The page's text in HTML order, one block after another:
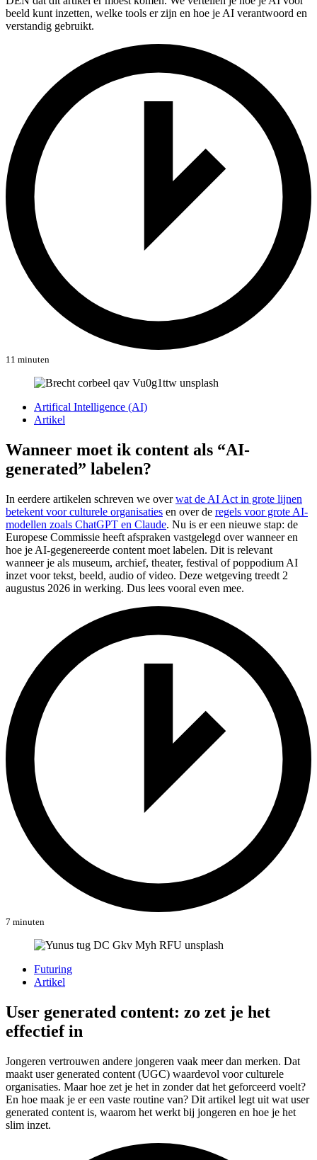
beeld kunt inzetten, welke tools er zijn en hoe je AI verantwoord en
verstandig gebruikt.
11 minuten
Artifical Intelligence (AI)
Artikel
Wanneer moet ik content als “AI-
generated” labelen?
In eerdere artikelen schreven we overwat de AI Act in grote lijnen
betekent voor culturele organisaties en over de regels voor grote AI-
modellen zoals ChatGPT en Claude. Nu is er een nieuwe stap: de
Europese Commissie heeft afspraken vastgelegd over wanneer en
hoe je AI-gegenereerde content moet labelen. Dit is relevant
wanneer je als museum, archief, theater, festival of poppodium AI
inzet voor tekst, beeld, audio of video. Deze wetgeving treedt 2
augustus 2026 in werking. Dus lees vooral even mee.
7 minuten
Futuring
Artikel
User generated content: zo zet je het
effectief in
Jongeren vertrouwen andere jongeren vaak meer dan merken. Dat
maakt user generated content (UGC) waardevol voor culturele
organisaties. Maar hoe zet je het in zonder dat het geforceerd voelt?
En hoe maak je er een vaste routine van? Dit artikel legt uit wat user
generated content is, waarom het werkt bij jongeren en hoe je het
slim inzet.